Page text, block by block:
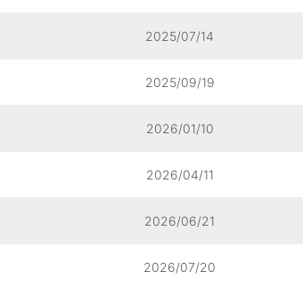
2025/07/14
2025/09/19
2026/01/10
2026/04/11
2026/06/21
2026/07/20